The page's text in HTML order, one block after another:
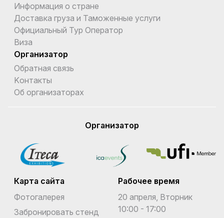
Информация о стране
Доставка груза и Таможенные услуги
Официальный Тур Оператор
Виза
Организатор
Обратная связь
Kонтакты
Об организаторах
Организатор
Карта сайта
Фотогалерея
Забронировать стенд
Рабочее время
20 апреля, Вторник
10:00 - 17:00